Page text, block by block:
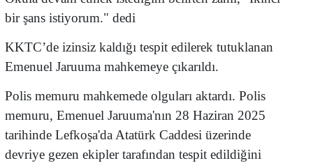
bir şans istiyorum." dedi
KKTC’de izinsiz kaldığı tespit edilerek tutuklanan
Emenuel Jaruuma mahkemeye çıkarıldı.
Polis memuru mahkemede olguları aktardı. Polis
memuru, Emenuel Jaruuma'nın 28 Haziran 2025
tarihinde Lefkoşa'da Atatürk Caddesi üzerinde
devriye gezen ekipler tarafından tespit edildiğini